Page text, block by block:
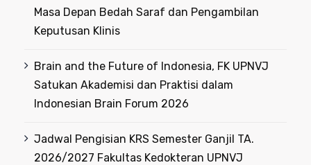
Masa Depan Bedah Saraf dan Pengambilan
Keputusan Klinis
Brain and the Future of Indonesia, FK UPNVJ
Satukan Akademisi dan Praktisi dalam
Indonesian Brain Forum 2026
Jadwal Pengisian KRS Semester Ganjil TA.
2026/2027 Fakultas Kedokteran UPNVJ